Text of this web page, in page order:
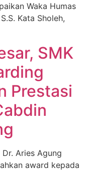
Waka Humas
Kata Sholeh,
SMK
Prestasi
Aries Agung
award kepada